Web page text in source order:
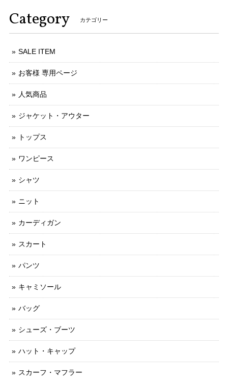
Category カテゴリー
SALE ITEM
お客様 専用ページ
人気商品
ジャケット・アウター
トップス
ワンピース
シャツ
ニット
カーディガン
スカート
パンツ
キャミソール
バッグ
シューズ・ブーツ
ハット・キャップ
スカーフ・マフラー